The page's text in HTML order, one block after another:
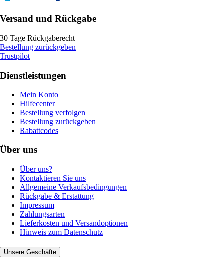
Versand und Rückgabe
30 Tage Rückgaberecht
Bestellung zurückgeben
Trustpilot
Dienstleistungen
Mein Konto
Hilfecenter
Bestellung verfolgen
Bestellung zurückgeben
Rabattcodes
Über uns
Über uns?
Kontaktieren Sie uns
Allgemeine Verkaufsbedingungen
Rückgabe & Erstattung
Impressum
Zahlungsarten
Lieferkosten und Versandoptionen
Hinweis zum Datenschutz
Unsere Geschäfte